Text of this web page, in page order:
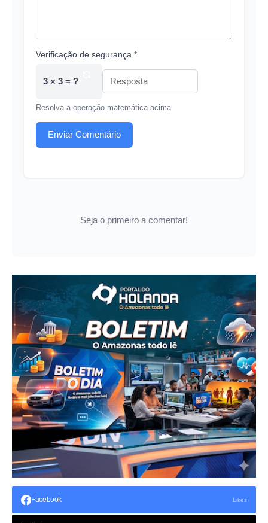
Verificação de segurança *
3 × 3 = ?
Resolva a operação matemática acima
Enviar Comentário
Seja o primeiro a comentar!
Facebook Likes